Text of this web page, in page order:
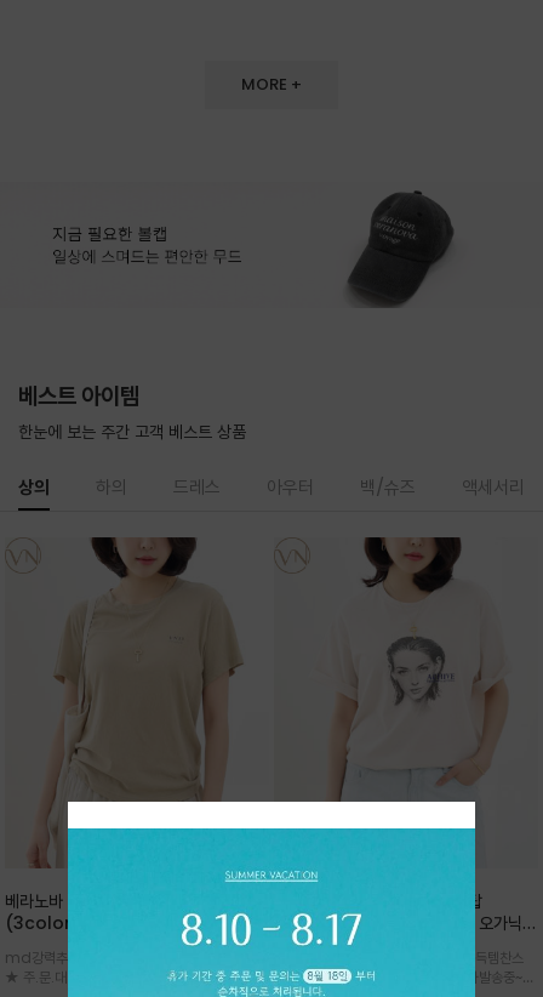
MORE +
베스트 아이템
한눈에 보는 주간 고객 베스트 상품
베라노바 심플 VN13 코튼탑
(3color)*썸머 바이오 강연/ 스판 너
무 좋고 옷감 시원한 프리미엄 소재 / 군
더더기 없이 깔끔한 무드가 매력적인
VN13 코튼 티셔츠
md강력추천 2026 신상품 ★한정 대박 세일
★ 주.문.대.폭.주 - 전컬러 인기~순차발송중
베라노바 어반 우먼 강연 코튼탑
(2color) *한여름 내내 입는 오가닉
강연 코튼 / Partial Printing/라인
워크 (Line Work) & 스케치/감각적
인 아트워크 프린트가 시선을 끄는 루즈
md강력추천 2026 신상품 ★대박 득템찬스
~~ 주.문.대.폭.주 - 전컬러 인기~순차발송중~★
상의 하의 드레스 아우터 백/슈즈 액세서리